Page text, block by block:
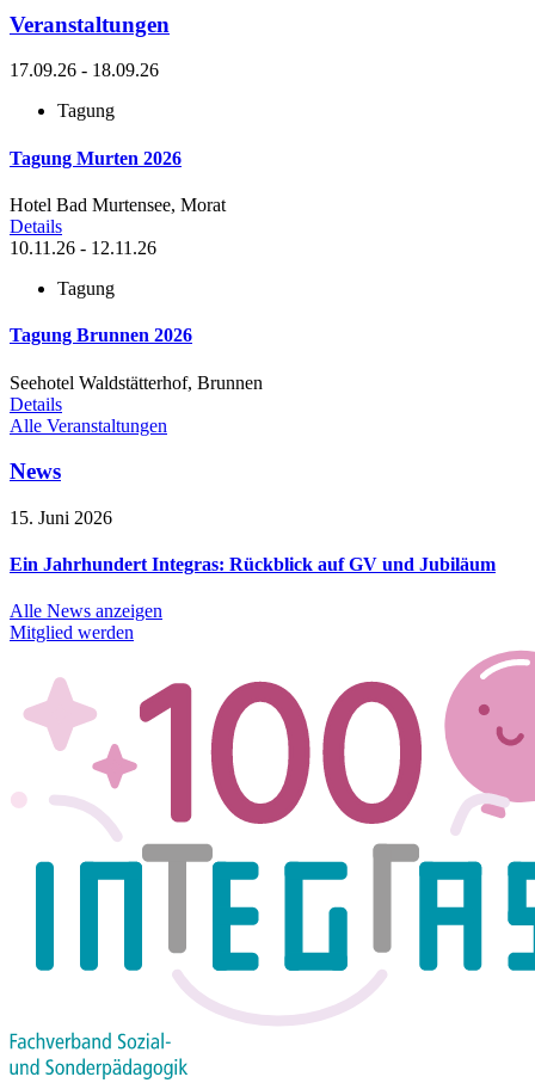
Veranstaltungen
17.09.26 - 18.09.26
Tagung
Tagung Murten 2026
Hotel Bad Murtensee, Morat
Details
10.11.26 - 12.11.26
Tagung
Tagung Brunnen 2026
Seehotel Waldstätterhof, Brunnen
Details
Alle Veranstaltungen
News
15. Juni 2026
Ein Jahrhundert Integras: Rückblick auf GV und Jubiläum
Alle News anzeigen
Mitglied werden